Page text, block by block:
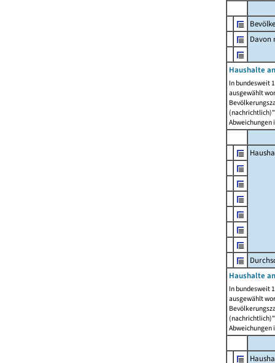
Davon
Haushalte
In bundesweit
ausgewählt
Abweichungen
Haushalte
In bundesweit
ausgewählt
Abweichungen